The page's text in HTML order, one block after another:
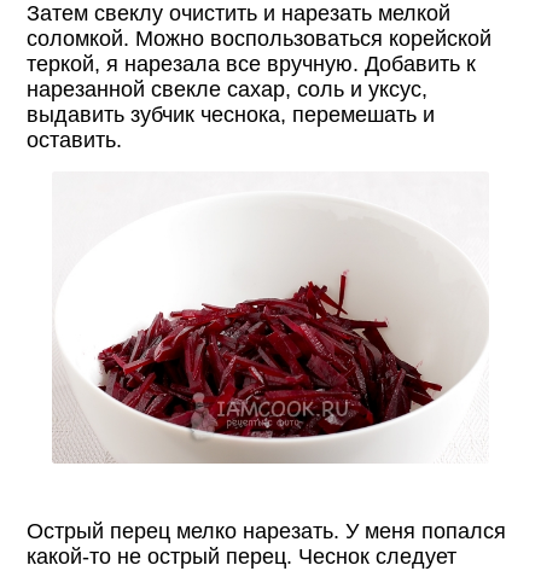
Затем свеклу очистить и нарезать мелкой
соломкой. Можно воспользоваться корейской
теркой, я нарезала все вручную. Добавить к
нарезанной свекле сахар, соль и уксус,
выдавить зубчик чеснока, перемешать и
оставить.
Острый перец мелко нарезать. У меня попался
какой-то не острый перец. Чеснок следует